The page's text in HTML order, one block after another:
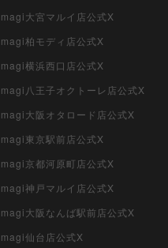
magi大宮マルイ店公式X
magi柏モディ店公式X
magi横浜西口店公式X
magi八王子オクトーレ店公式X
magi大阪オタロード店公式X
magi東京駅前店公式X
magi京都河原町店公式X
magi神戸マルイ店公式X
magi大阪なんば駅前店公式X
magi仙台店公式X